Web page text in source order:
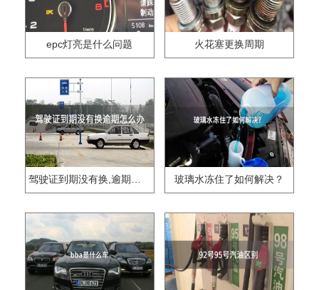
epc灯亮是什么问题 火花塞更换周期
驾驶证到期没有换,逾期怎么办?? 玻璃水冻住了如何解决？